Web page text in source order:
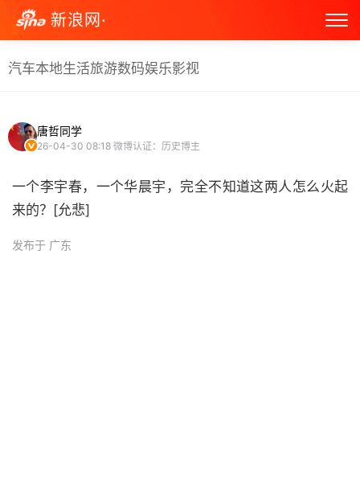
新浪网·
汽车本地生活旅游数码娱乐影视
唐哲同学
26-04-30 08:18 微博认证：历史博主
一个李宇春，一个华晨宇，完全不知道这两人怎么火起
来的？[允悲] ​
发布于 广东